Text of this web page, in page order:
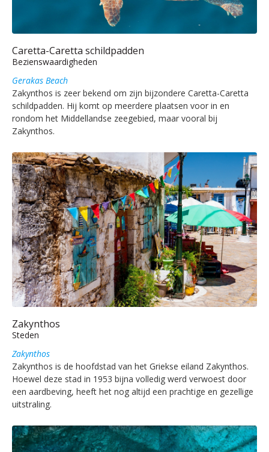
Caretta-Caretta schildpadden
Bezienswaardigheden
Gerakas Beach
Zakynthos is zeer bekend om zijn bijzondere Caretta-Caretta
schildpadden. Hij komt op meerdere plaatsen voor in en
rondom het Middellandse zeegebied, maar vooral bij
Zakynthos.
Zakynthos
Steden
Zakynthos
Zakynthos is de hoofdstad van het Griekse eiland Zakynthos.
Hoewel deze stad in 1953 bijna volledig werd verwoest door
een aardbeving, heeft het nog altijd een prachtige en gezellige
uitstraling.